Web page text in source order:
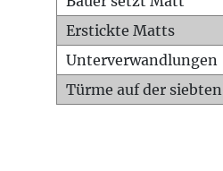
Erstickte Matts
Unterverwandlungen
Türme auf der siebten